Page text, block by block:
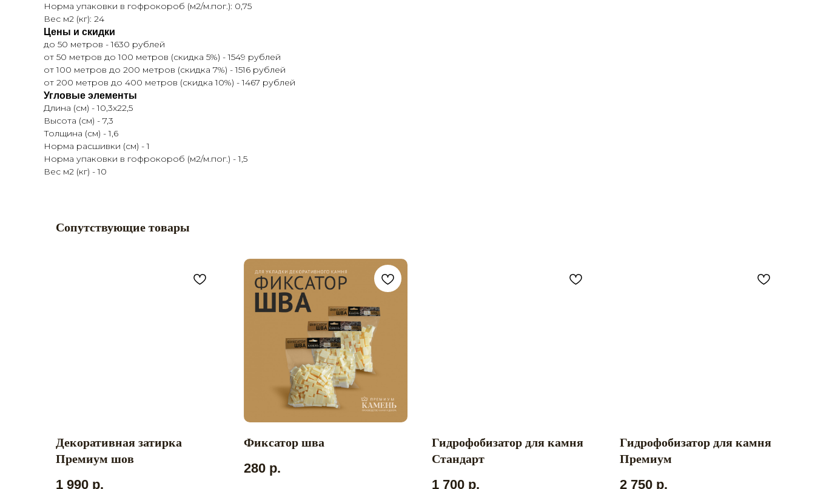
Норма упаковки в гофрокороб (м2/м.пог.): 0,75
Вес м2 (кг): 24
Цены и скидки
до 50 метров - 1630 рублей
от 50 метров до 100 метров (скидка 5%) - 1549 рублей
от 100 метров до 200 метров (скидка 7%) - 1516 рублей
от 200 метров до 400 метров (скидка 10%) - 1467 рублей
Угловые элементы
Длина (см) - 10,3x22,5
Высота (см) - 7,3
Толщина (см) - 1,6
Норма расшивки (см) - 1
Норма упаковки в гофрокороб (м2/м.пог.) - 1,5
Вес м2 (кг) - 10
Сопутствующие товары
Декоративная затирка
Премиум шов
1 990 р.
Фиксатор шва
280 р.
Гидрофобизатор для камня
Стандарт
1 700 р.
Гидрофобизатор для камня
Премиум
2 750 р.